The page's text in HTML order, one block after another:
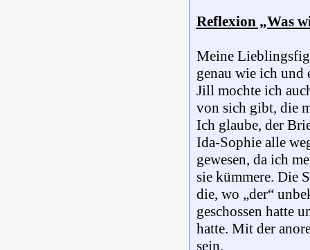
Reflexion „Was
Meine
genau wie ich und
Jill mochte ich
von sich gibt, die
Ich glaube, der
Ida-Sophie alle
gewesen, da ich
sie kümmere. Die
die, wo „der“
geschossen hatte
hatte. Mit der
sein.